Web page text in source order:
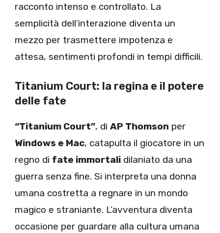
racconto intenso e controllato. La
semplicità dell’interazione diventa un
mezzo per trasmettere impotenza e
attesa, sentimenti profondi in tempi difficili.
Titanium Court: la regina e il potere
delle fate
“Titanium Court”, di AP Thomson per
Windows e Mac, catapulta il giocatore in un
regno di fate immortali dilaniato da una
guerra senza fine. Si interpreta una donna
umana costretta a regnare in un mondo
magico e straniante. L’avventura diventa
occasione per guardare alla cultura umana